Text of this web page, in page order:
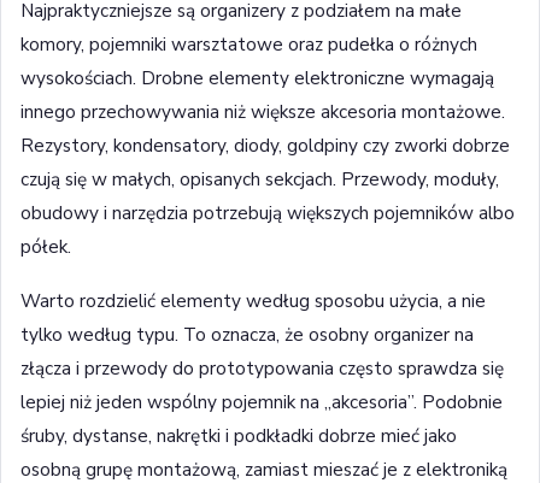
Najpraktyczniejsze są organizery z podziałem na małe
komory, pojemniki warsztatowe oraz pudełka o różnych
wysokościach. Drobne elementy elektroniczne wymagają
innego przechowywania niż większe akcesoria montażowe.
Rezystory, kondensatory, diody, goldpiny czy zworki dobrze
czują się w małych, opisanych sekcjach. Przewody, moduły,
obudowy i narzędzia potrzebują większych pojemników albo
półek.
Warto rozdzielić elementy według sposobu użycia, a nie
tylko według typu. To oznacza, że osobny organizer na
złącza i przewody do prototypowania często sprawdza się
lepiej niż jeden wspólny pojemnik na „akcesoria”. Podobnie
śruby, dystanse, nakrętki i podkładki dobrze mieć jako
osobną grupę montażową, zamiast mieszać je z elektroniką